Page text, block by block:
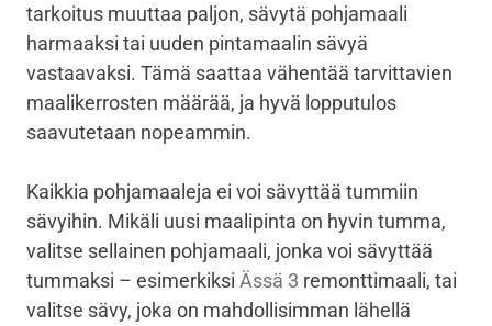
tarkoitus muuttaa paljon, sävytä pohjamaali
harmaaksi tai uuden pintamaalin sävyä
vastaavaksi. Tämä saattaa vähentää tarvittavien
maalikerrosten määrää, ja hyvä lopputulos
saavutetaan nopeammin.
Kaikkia pohjamaaleja ei voi sävyttää tummiin
sävyihin. Mikäli uusi maalipinta on hyvin tumma,
valitse sellainen pohjamaali, jonka voi sävyttää
tummaksi – esimerkiksi Ässä 3 remonttimaali, tai
valitse sävy, joka on mahdollisimman lähellä